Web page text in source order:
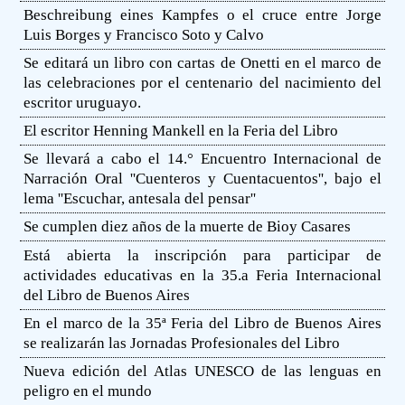
Beschreibung eines Kampfes o el cruce entre Jorge
Luis Borges y Francisco Soto y Calvo
Se editará un libro con cartas de Onetti en el marco de
las celebraciones por el centenario del nacimiento del
escritor uruguayo.
El escritor Henning Mankell en la Feria del Libro
Se llevará a cabo el 14.° Encuentro Internacional de
Narración Oral ''Cuenteros y Cuentacuentos'', bajo el
lema ''Escuchar, antesala del pensar''
Se cumplen diez años de la muerte de Bioy Casares
Está abierta la inscripción para participar de
actividades educativas en la 35.a Feria Internacional
del Libro de Buenos Aires
En el marco de la 35ª Feria del Libro de Buenos Aires
se realizarán las Jornadas Profesionales del Libro
Nueva edición del Atlas UNESCO de las lenguas en
peligro en el mundo